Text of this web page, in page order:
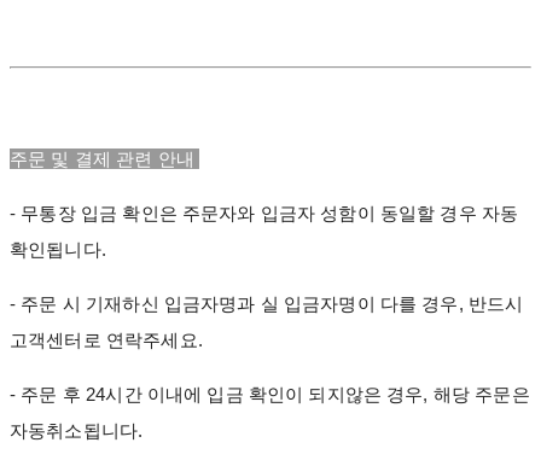
주문 및 결제 관련 안내
- 무통장 입금 확인은 주문자와 입금자 성함이 동일할 경우 자동
확인됩니다.
- 주문 시 기재하신 입금자명과 실 입금자명이 다를 경우, 반드시
고객센터로 연락주세요.
- 주문 후 24시간 이내에 입금 확인이 되지않은 경우, 해당 주문은
자동취소됩니다.